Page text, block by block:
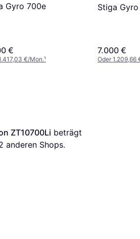
Gyro 700e
€
€/Mon.¹
Stiga
7.000 €
Oder 1.209,66
ZT10700Li beträgt
anderen Shops.